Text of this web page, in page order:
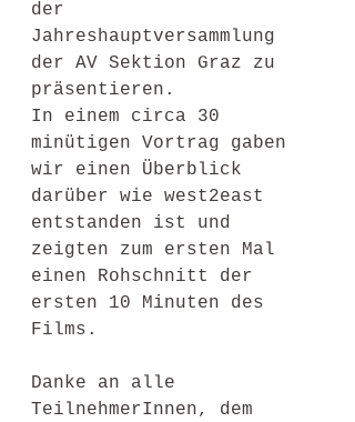
der
Jahreshauptversammlung
der AV Sektion Graz zu
präsentieren.
In einem circa 30
minütigen Vortrag gaben
wir einen Überblick
darüber wie west2east
entstanden ist und
zeigten zum ersten Mal
einen Rohschnitt der
ersten 10 Minuten des
Films.
Danke an alle
TeilnehmerInnen, dem